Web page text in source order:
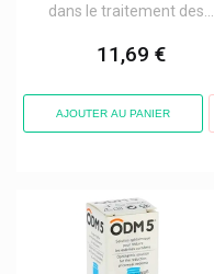
Delpharm Gaillard
Dr. Willmar Schwabe
Dr. Wolff
Ducray - Pierre Fabre
dans le traitement des...
11,69 €
AJOUTER AU PANIER